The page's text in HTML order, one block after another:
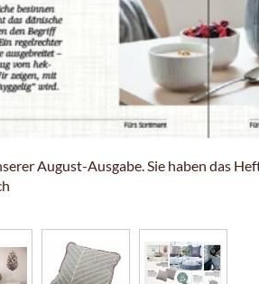
August-Ausgabe. Sie haben das